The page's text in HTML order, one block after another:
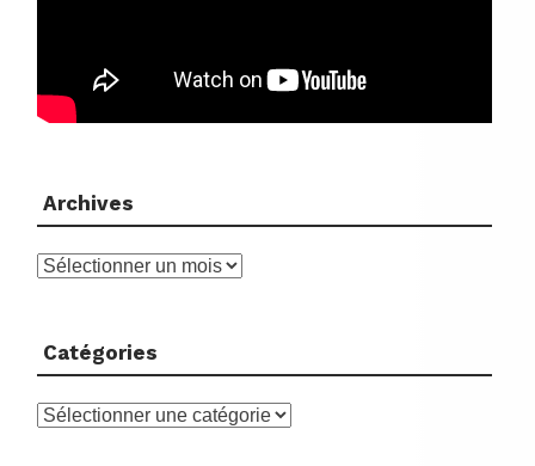
Archives
Archives
Catégories
Catégories